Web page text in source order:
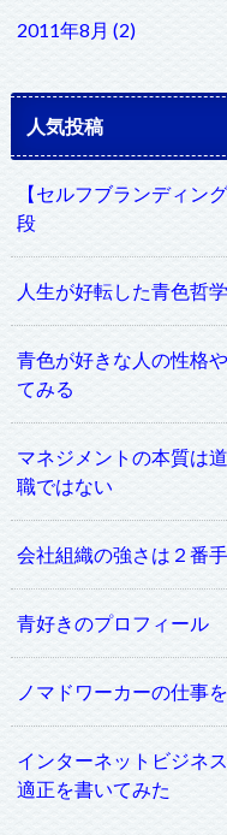
2011年8月 (2)
人気投稿
【セルフブランディン
段
人生が好転した青色哲
青色が好きな人の性格
てみる
マネジメントの本質は
職ではない
会社組織の強さは２番
青好きのプロフィール
ノマドワーカーの仕事
インターネットビジネ
適正を書いてみた